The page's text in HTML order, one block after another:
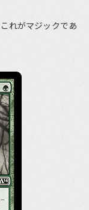
れがマジックであ